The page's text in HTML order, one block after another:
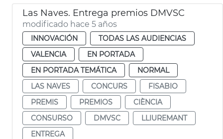
Las Naves. Entrega premios DMVSC
modificado hace 5 años
INNOVACIÓN
TODAS LAS AUDIENCIAS
VALENCIA
EN PORTADA
EN PORTADA TEMÁTICA
NORMAL
LAS NAVES
CONCURS
FISABIO
PREMIS
PREMIOS
CIÈNCIA
CONSURSO
DMVSC
LLIUREMANT
ENTREGA